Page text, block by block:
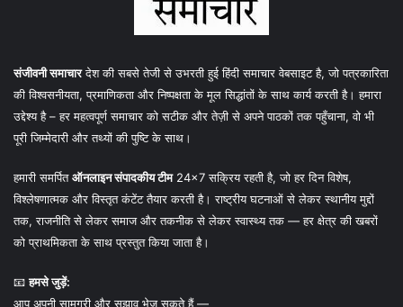
संजीवनी समाचारदेश की सबसे तेजी से उभरती हुई हिंदी समाचार वेबसाइट है, जो पत्रकारिता
की विश्वसनीयता, प्रमाणिकता और निष्पक्षता के मूल सिद्धांतों के साथ कार्य करती है। हमारा
उद्देश्य है – हर महत्वपूर्ण समाचार को सटीक और तेज़ी से अपने पाठकों तक पहुँचाना, वो भी
पूरी जिम्मेदारी और तथ्यों की पुष्टि के साथ।
हमारी समर्पितऑनलाइन संपादकीय टीम24×7 सक्रिय रहती है, जो हर दिन विशेष,
विश्लेषणात्मक और विस्तृत कंटेंट तैयार करती है। राष्ट्रीय घटनाओं से लेकर स्थानीय मुद्दों
तक, राजनीति से लेकर समाज और तकनीक से लेकर स्वास्थ्य तक — हर क्षेत्र की खबरों
को प्राथमिकता के साथ प्रस्तुत किया जाता है।
📧हमसे जुड़ें:
आप अपनी सामग्री और सुझाव भेज सकते हैं —